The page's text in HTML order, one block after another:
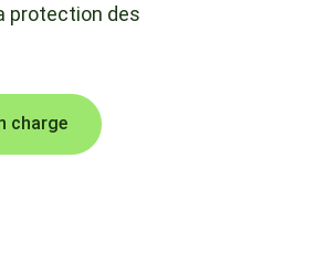
protection des
charge